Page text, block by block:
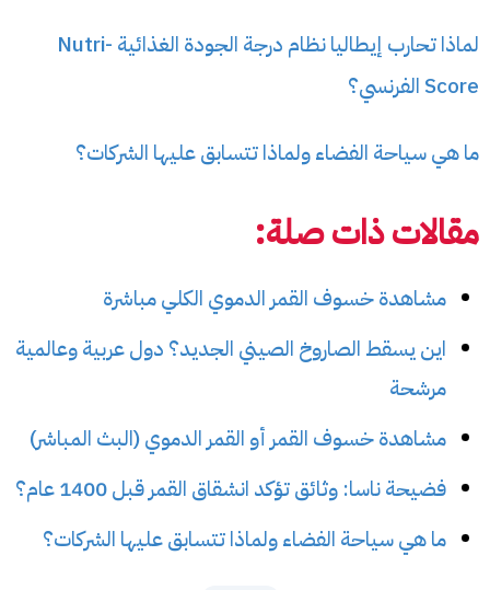
لماذا تحارب إيطاليا نظام درجة الجودة الغذائية Nutri-
Score الفرنسي؟
ما هي سياحة الفضاء ولماذا تتسابق عليها الشركات؟
مقالات ذات صلة:
مشاهدة خسوف القمر الدموي الكلي مباشرة
اين يسقط الصاروخ الصيني الجديد؟ دول عربية وعالمية
مرشحة
مشاهدة خسوف القمر أو القمر الدموي (البث المباشر)
فضيحة ناسا: وثائق تؤكد انشقاق القمر قبل 1400 عام؟
ما هي سياحة الفضاء ولماذا تتسابق عليها الشركات؟